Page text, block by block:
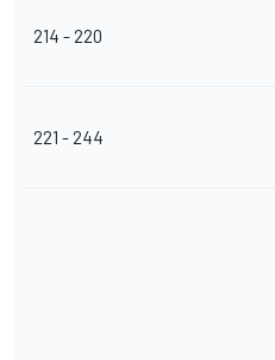
214 - 220
221 - 244